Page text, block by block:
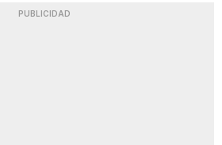
PUBLICIDAD